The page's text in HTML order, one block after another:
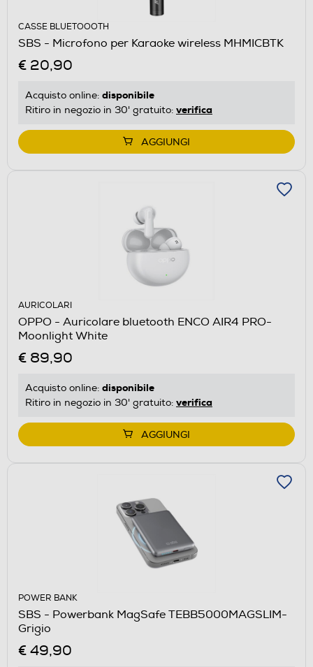
CASSE BLUETOOOTH
SBS - Microfono per Karaoke wireless MHMICBTK
€ 20,90
Acquisto online: disponibile
Ritiro in negozio in 30' gratuito: verifica
AGGIUNGI
AURICOLARI
OPPO - Auricolare bluetooth ENCO AIR4 PRO-
Moonlight White
€ 89,90
Acquisto online: disponibile
Ritiro in negozio in 30' gratuito: verifica
AGGIUNGI
POWER BANK
SBS - Powerbank MagSafe TEBB5000MAGSLIM-
Grigio
€ 49,90